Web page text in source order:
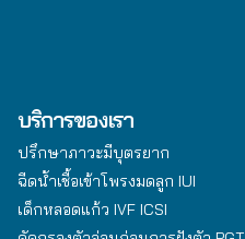
บริการของเรา
ปรึกษาภาวะมีบุตรยาก
ฉีดน้ำเชื้อเข้าโพรงมดลูก IUI
เด็กหลอดแก้ว IVF ICSI